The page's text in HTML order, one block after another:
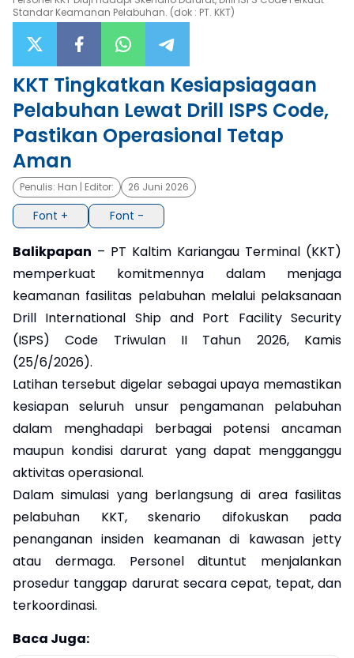
×
Standar Keamanan Pelabuhan. (dok : PT. KKT)
KKT Tingkatkan Kesiapsiagaan
Pelabuhan Lewat Drill ISPS Code,
Pastikan Operasional Tetap
Aman
Penulis: Han | Editor: 26 Juni 2026
Font + Font -
Balikpapan – PT Kaltim Kariangau Terminal (KKT)
memperkuat komitmennya dalam menjaga
keamanan fasilitas pelabuhan melalui pelaksanaan
Drill International Ship and Port Facility Security
(ISPS) Code Triwulan II Tahun 2026, Kamis
(25/6/2026).
Latihan tersebut digelar sebagai upaya memastikan
kesiapan seluruh unsur pengamanan pelabuhan
dalam menghadapi berbagai potensi ancaman
maupun kondisi darurat yang dapat mengganggu
aktivitas operasional.
Dalam simulasi yang berlangsung di area fasilitas
pelabuhan KKT, skenario difokuskan pada
penanganan insiden keamanan di kawasan jetty
atau dermaga. Personel dituntut menjalankan
prosedur tanggap darurat secara cepat, tepat, dan
terkoordinasi.
Baca Juga: